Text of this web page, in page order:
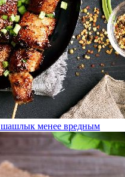
шашлык менее вредным